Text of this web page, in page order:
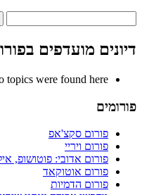
topics:
דיונים מועדפים
topics were found here.
פורומים
פורום סקצ'אפ
פורום ויריי
פורום אדובי: פוטושופ,
פורום אוטוקאד
פורום הדמיות